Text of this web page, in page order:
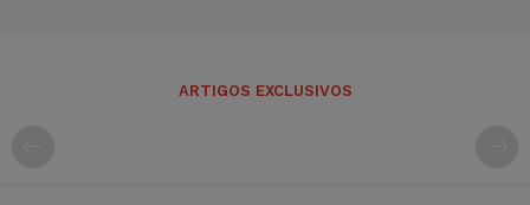
ARTIGOS EXCLUSIVOS